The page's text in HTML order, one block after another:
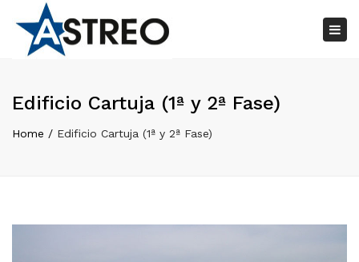
Edificio Cartuja (1ª y 2ª Fase)
Home Edificio Cartuja (1ª y 2ª Fase)